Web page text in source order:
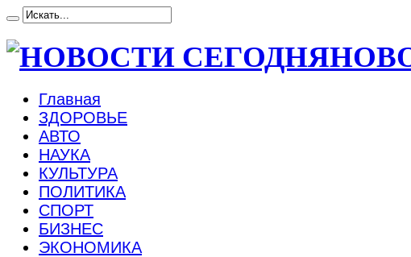
Главная
ЗДОРОВЬЕ
АВТО
НАУКА
КУЛЬТУРА
ПОЛИТИКА
СПОРТ
БИЗНЕС
ЭКОНОМИКА